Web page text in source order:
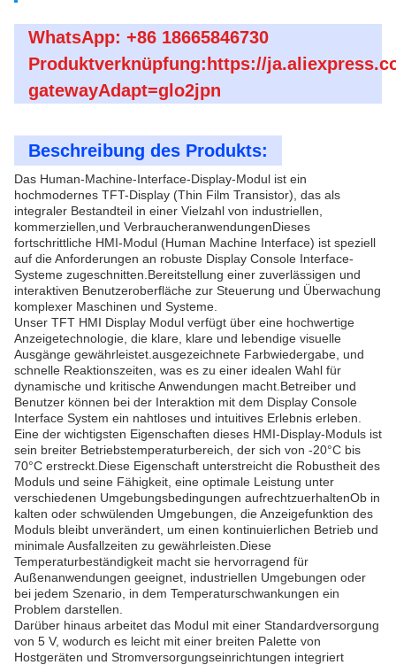
WhatsApp: +86 18665846730
Produktverknüpfung:https://
gatewayAdapt=glo2jpn
Beschreibung des Produkts:
Das Human-Machine-Interface-Display-Modul ist ein
hochmodernes TFT-Display (Thin Film Transistor), das als
integraler Bestandteil in einer Vielzahl von industriellen,
kommerziellen,und VerbraucheranwendungenDieses
fortschrittliche HMI-Modul (Human Machine Interface) ist speziell
auf die Anforderungen an robuste Display Console Interface-
Systeme zugeschnitten.Bereitstellung einer zuverlässigen und
interaktiven Benutzeroberfläche zur Steuerung und Überwachung
komplexer Maschinen und Systeme.
Unser TFT HMI Display Modul verfügt über eine hochwertige
Anzeigetechnologie, die klare, klare und lebendige visuelle
Ausgänge gewährleistet.ausgezeichnete Farbwiedergabe, und
schnelle Reaktionszeiten, was es zu einer idealen Wahl für
dynamische und kritische Anwendungen macht.Betreiber und
Benutzer können bei der Interaktion mit dem Display Console
Interface System ein nahtloses und intuitives Erlebnis erleben.
Eine der wichtigsten Eigenschaften dieses HMI-Display-Moduls ist
sein breiter Betriebstemperaturbereich, der sich von -20°C bis
70°C erstreckt.Diese Eigenschaft unterstreicht die Robustheit des
Moduls und seine Fähigkeit, eine optimale Leistung unter
verschiedenen Umgebungsbedingungen aufrechtzuerhaltenOb in
kalten oder schwülenden Umgebungen, die Anzeigefunktion des
Moduls bleibt unverändert, um einen kontinuierlichen Betrieb und
minimale Ausfallzeiten zu gewährleisten.Diese
Temperaturbeständigkeit macht sie hervorragend für
Außenanwendungen geeignet, industriellen Umgebungen oder
bei jedem Szenario, in dem Temperaturschwankungen ein
Problem darstellen.
Darüber hinaus arbeitet das Modul mit einer Standardversorgung
von 5 V, wodurch es leicht mit einer breiten Palette von
Hostgeräten und Stromversorgungseinrichtungen integriert